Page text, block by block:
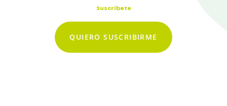
Suscríbete
QUIERO SUSCRIBIRME